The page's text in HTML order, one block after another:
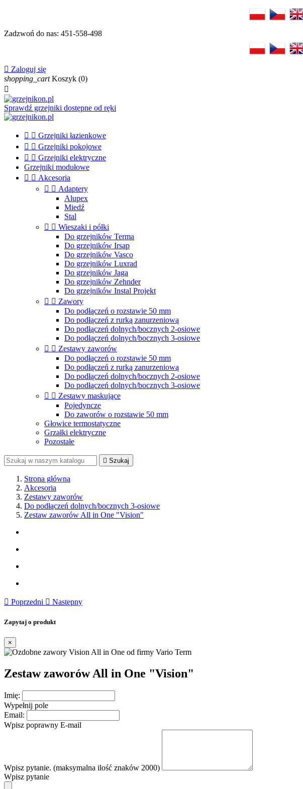
Zadzwoń do nas: 451-558-498
 Zaloguj się
shopping_cart Koszyk (0)

Sprawdź grzejniki dostępne od ręki
  Grzejniki łazienkowe
  Grzejniki pokojowe
  Grzejniki elektryczne
Grzejniki modułowe
  Akcesoria
  Adaptery
Alupex
Miedź
Stal
  Wieszaki i półki
Do grzejników Terma
Do grzejników Irsap
Do grzejników Vasco
Do grzejników Luxrad
Do grzejników Jaga
Do grzejników Zehnder
Do grzejników Instal Projekt
  Zawory
Do podłączeń o rozstawie 50 mm
Do podłączeń z rurką zanurzeniową
Do podłączeń dolnych/bocznych 2-osiowe
Do podłączeń dolnych/bocznych 3-osiowe
  Zestawy zaworów
Do podłączeń o rozstawie 50 mm
Do podłączeń z rurką zanurzeniową
Do podłączeń dolnych/bocznych 2-osiowe
Do podłączeń dolnych/bocznych 3-osiowe
  Zestawy maskujące
Pojedyncze
Do zaworów o rozstawie 50 mm
Głowice termostatyczne
Grzałki elektryczne
Pozostałe
 Szukaj
Strona główna
Akcesoria
Zestawy zaworów
Do podłączeń dolnych/bocznych 3-osiowe
Zestaw zaworów All in One "Vision"
 Poprzedni  Następny
Zapytaj o produkt
×
Zestaw zaworów All in One "Vision"
Imię:
Wypełnij pole
Email:
Wpisz poprawny E-mail
Wpisz pytanie. (maksymalna ilość znaków 2000)
Wpisz pytanie